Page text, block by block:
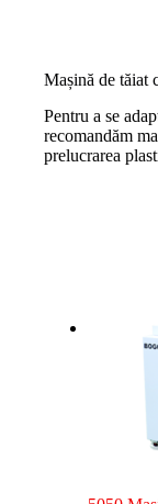
Mașină de tăiat
Pentru a se
recomandăm
prelucrarea